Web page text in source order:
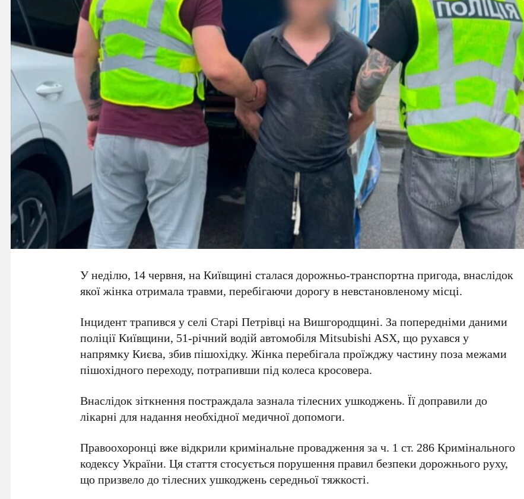
У неділю, 14 червня, наКиївщині сталася дорожньо-транспортна пригода, внаслідок
якоїжінка отримала травми, перебігаючи дорогу в невстановленому місці.
Інцидент трапився у селіСтарі Петрівці наВишгородщині. За попередніми даними
поліціїКиївщини, 51-річний водійавтомобіляMitsubishi ASX, що рухався у
напрямкуКиєва, збив пішохідку. Жінка перебігала проїжджу частину поза межами
пішохідного переходу, потрапивши під колеса кросовера.
Внаслідок зіткнення постраждала зазнала тілесних ушкоджень. Її доправили до
лікарні для надання необхідної медичної допомоги.
Правоохоронці вже відкрили кримінальне провадження зач. 1 ст. 286 Кримінального
кодексу України. Ця стаття стосується порушення правил безпеки дорожнього руху,
що призвело до тілесних ушкоджень середньої тяжкості.